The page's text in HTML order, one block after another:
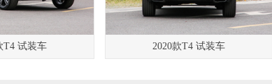
T4 试装车 2020款T4 试装车